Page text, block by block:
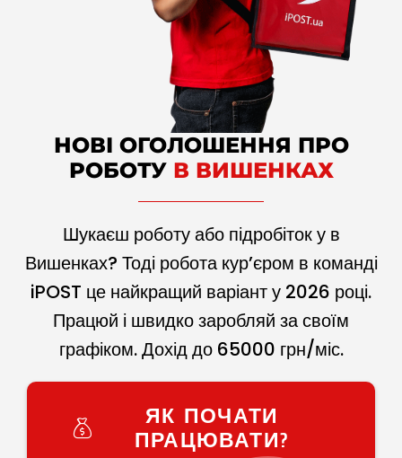
НОВІ ОГОЛОШЕННЯ ПРО
РОБОТУ В ВИШЕНКАХ
Шукаєш роботу або підробіток у в
Вишенках? Тоді робота кур’єром в команді
iPOST це найкращий варіант у 2026 році.
Працюй і швидко заробляй за своїм
графіком. Дохід до 65000 грн/міс.
ЯК ПОЧАТИ
ПРАЦЮВАТИ?